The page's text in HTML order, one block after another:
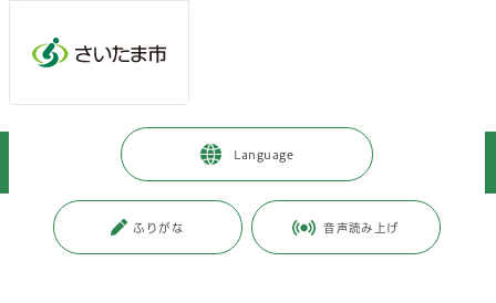
Language
ふりがな 音声読み上げ
健康・医療・福祉 > 福祉・介護 高齢の方
仕事・ボランティア
ページ番号：J002788